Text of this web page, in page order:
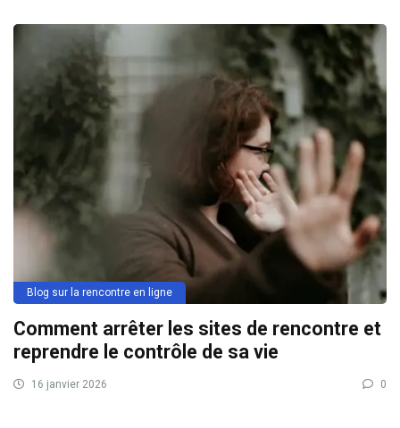
Blog sur la rencontre en ligne
Comment arrêter les sites de rencontre et
reprendre le contrôle de sa vie
16 janvier 2026 0